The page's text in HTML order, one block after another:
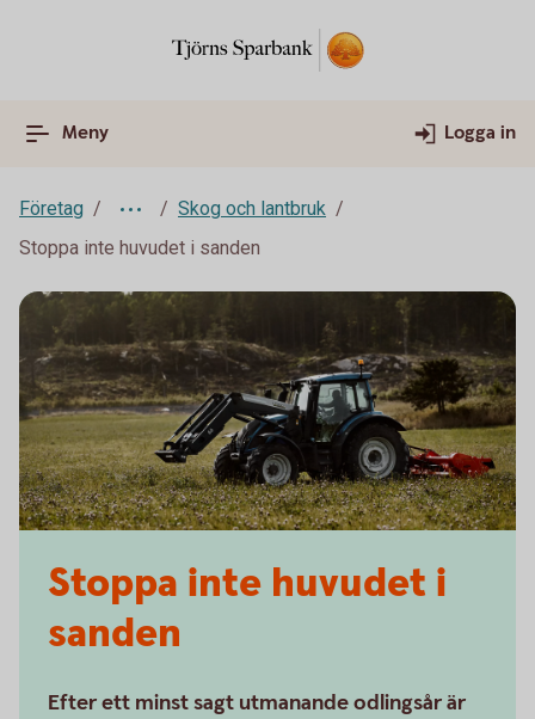
Meny Logga in
Företag
Skog och lantbruk
Stoppa inte huvudet i sanden
Stoppa inte huvudet i
sanden
Efter ett minst sagt utmanande odlingsår är